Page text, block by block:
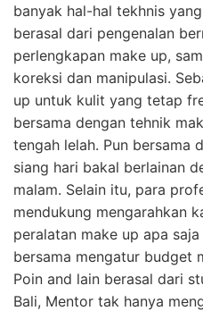
banyak hal-hal tekhnis
berasal dari pengenalan
perlengkapan make up,
koreksi dan manipulasi.
up untuk kulit yang tetap
bersama dengan tehnik
tengah lelah. Pun bersama
siang hari bakal berlainan
malam. Selain itu, para
mendukung mengarahkan
peralatan make up apa
bersama mengatur budget
Poin and lain berasal dari
Bali, Mentor tak hanya